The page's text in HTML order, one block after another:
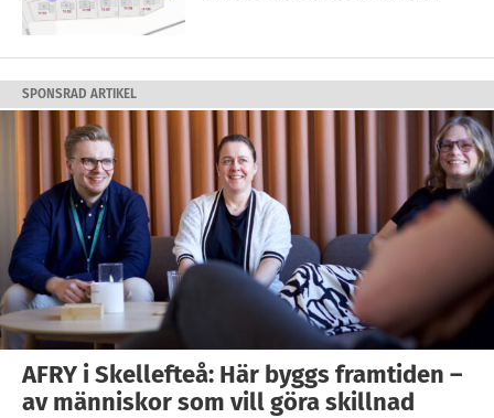
SPONSRAD ARTIKEL
AFRY i Skellefteå: Här byggs framtiden –
av människor som vill göra skillnad